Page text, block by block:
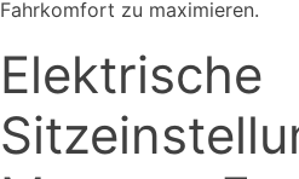
Fahrkomfort zu maximieren.
Elektrische